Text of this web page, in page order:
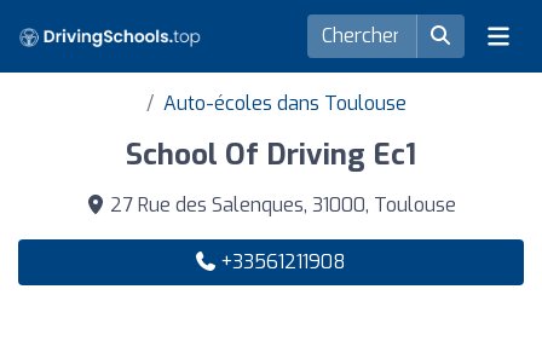
Auto-écoles dans Toulouse
School Of Driving Ec1
27 Rue des Salenques, 31000, Toulouse
+33561211908